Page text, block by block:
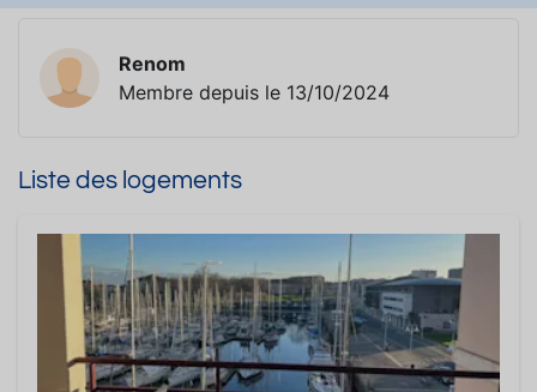
Renom
Membre depuis le 13/10/2024
Liste des logements